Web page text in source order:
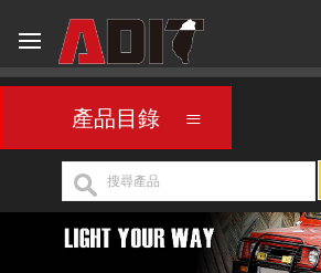
產品目錄